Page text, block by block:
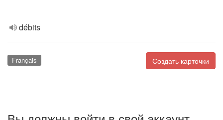
débits
Создать карточки
Français